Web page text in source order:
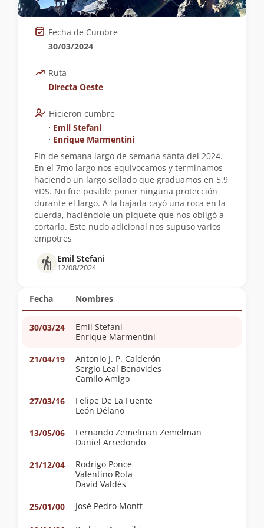
Fecha Nombres
30/03/24
Emil Stefani
Enrique Marmentini
21/04/19
Antonio J. P. Calderón
Sergio Leal Benavides
Camilo Amigo
27/03/16
Felipe De La Fuente
León Délano
13/05/06
Fernando Zemelman Zemelman
Daniel Arredondo
21/12/04
Rodrigo Ponce
Valentino Rota
David Valdés
25/01/00
José Pedro Montt
Fecha de Cumbre
30/03/2024
Ruta
Directa Oeste
Hicieron cumbre
∙ Emil Stefani
∙ Enrique Marmentini
Fin de semana largo de semana santa del 2024.
En el 7mo largo nos equivocamos y terminamos
haciendo un largo sellado que graduamos en 5.9
YDS. No fue posible poner ninguna protección
durante el largo. A la bajada cayó una roca en la
cuerda, haciéndole un piquete que nos obligó a
cortarla. Este nudo adicional nos supuso varios
empotres
Emil Stefani
12/08/2024